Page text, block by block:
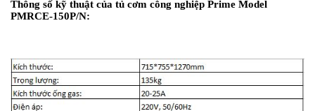
Thông số kỹ thuật của tủ cơm công nghiệp Prime Model
PMRCE-150P/N: